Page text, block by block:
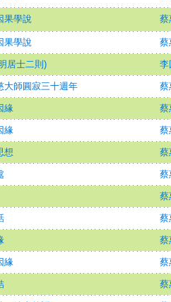
果學說 蔡
果學說 蔡
居士二則) 李
大師圓寂三十週年 蔡
緣 蔡
緣 蔡
想 蔡
蔡
蔡
蔡
蔡
緣 蔡
蔡